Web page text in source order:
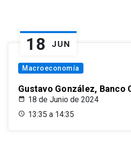
18 JUN
Macroeconomía
Gustavo González, Banco
18 de Junio de 2024
13:35 a 14:35